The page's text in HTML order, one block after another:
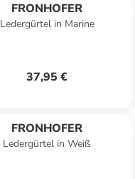
FRONHOFER
Ledergürtel in Marine
37,95 €
FRONHOFER
Ledergürtel in Weiß